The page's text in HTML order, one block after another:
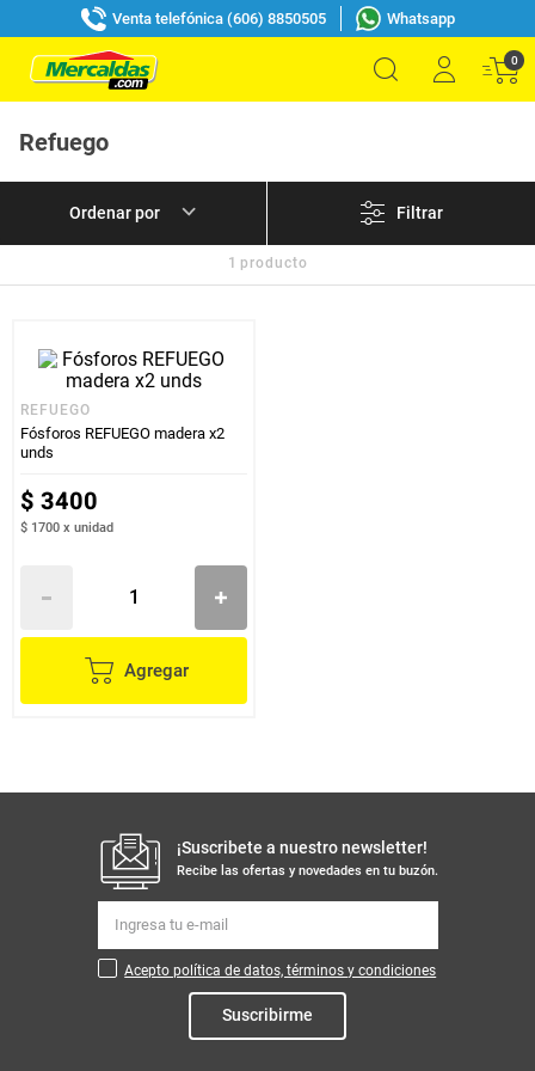
Venta telefónica (606) 8850505 Whatsapp
0
Refuego
Filtrar
1 producto
REFUEGO
Fósforos REFUEGO madera x2
unds
$ 3400
$ 1700 x unidad
Agregar
¡Suscribete a nuestro newsletter!
Recibe las ofertas y novedades en tu buzón.
Acepto política de datos, términos y condiciones
Suscribirme